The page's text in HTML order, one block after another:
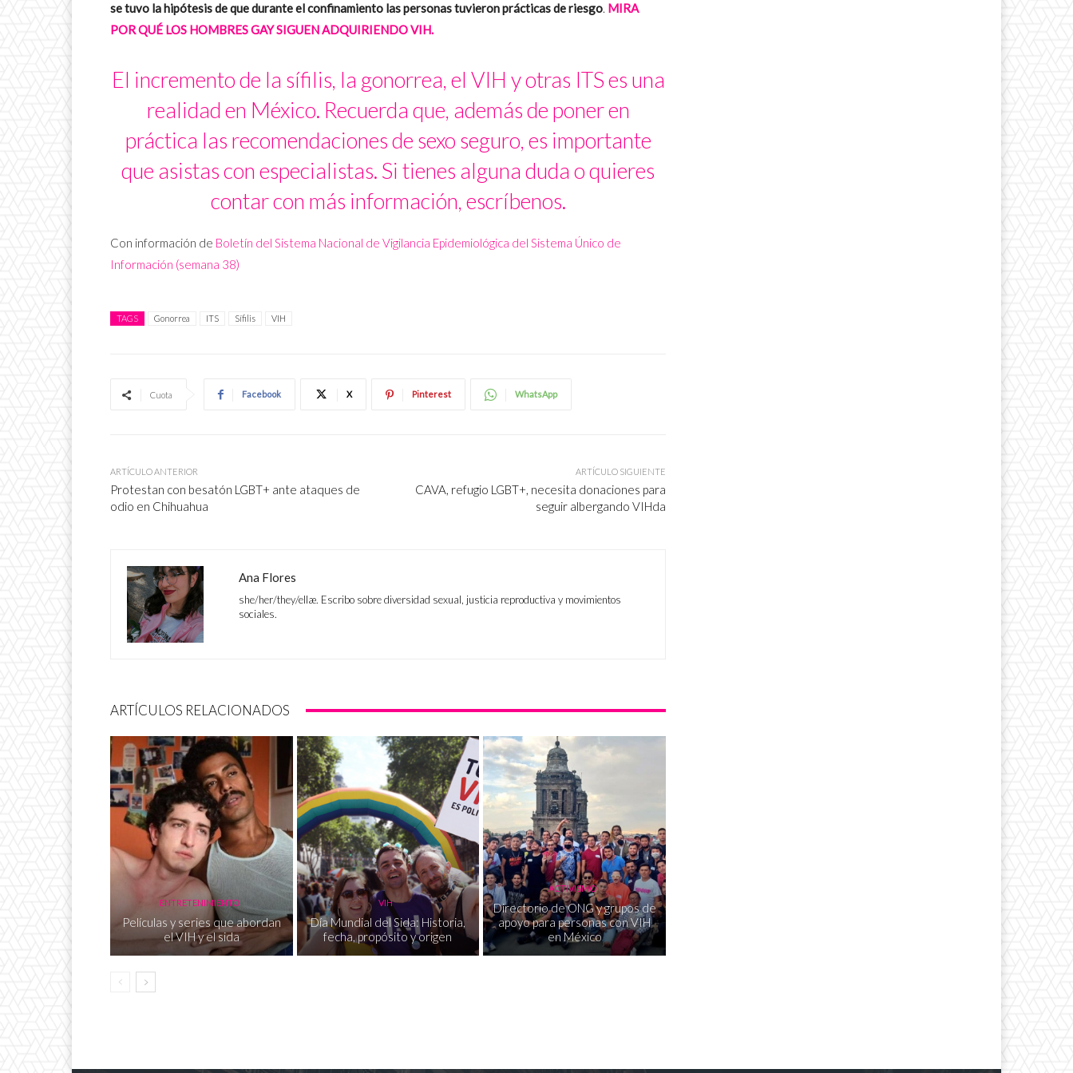
se tuvo la hipótesis de que durante el confinamiento las personas tuvieron prácticas de riesgo. MIRA
POR QUÉ LOS HOMBRES GAY SIGUEN ADQUIRIENDO VIH.
El incremento de la sífilis, la gonorrea, el VIH y otras ITS es una
realidad en México. Recuerda que, además de poner en
práctica las recomendaciones de sexo seguro, es importante
que asistas con especialistas. Si tienes alguna duda o quieres
contar con más información, escríbenos.
Con información de Boletín del Sistema Nacional de Vigilancia Epidemiológica del Sistema Único de
Información (semana 38)
TAGS Gonorrea ITS Sífilis VIH
Cuota Facebook X Pinterest WhatsApp
ARTÍCULO ANTERIOR
Protestan con besatón LGBT+ ante ataques de
odio en Chihuahua
ARTÍCULO SIGUIENTE
CAVA, refugio LGBT+, necesita donaciones para
seguir albergando VIHda
Ana Flores
she/her/they/ellæ. Escribo sobre diversidad sexual, justicia reproductiva y movimientos
sociales.
ARTÍCULOS RELACIONADOS
ENTRETENIMIENTO
Películas y series que abordan
el VIH y el sida
VIH
Día Mundial del Sida: Historia,
fecha, propósito y origen
ACTIVISMO
Directorio de ONG y grupos de
apoyo para personas con VIH
en México